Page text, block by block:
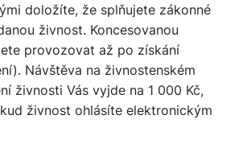
doložíte, že splňujete zákonné
živnost. Koncesovanou
provozovat až po získání
Návštěva na živnostenském
živnosti Vás vyjde na 1 000 Kč,
živnost ohlásíte elektronickým